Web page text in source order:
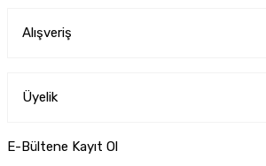
Alışveriş
Üyelik
E-Bültene Kayıt Ol